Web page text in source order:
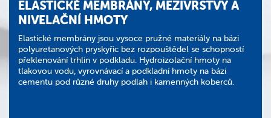
ELASTICKÉ MEMBRÁNY, MEZIVRSTVY A
NIVELAČNÍ HMOTY
Elastické membrány jsou vysoce pružné materiály na bázi
polyuretanových pryskyřic bez rozpouštědel se schopností
překlenování trhlin v podkladu. Hydroizolační hmoty na
tlakovou vodu, vyrovnávací a podkladní hmoty na bázi
cementu pod různé druhy podlah i kamenných koberců.